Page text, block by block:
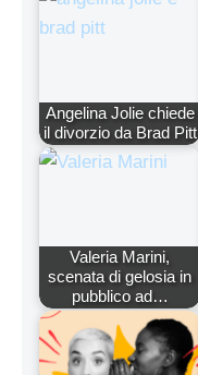
Angelina Jolie chiede
il divorzio da Brad Pitt
Valeria Marini,
scenata di gelosia in
pubblico ad…